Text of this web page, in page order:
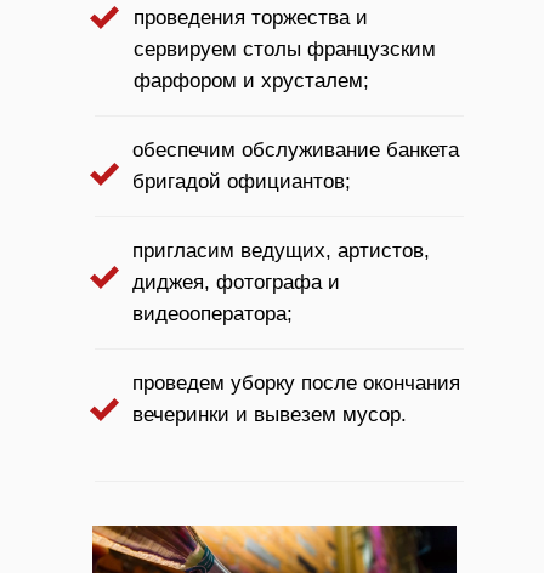
проведения торжества и
сервируем столы французским
фарфором и хрусталем;
обеспечим обслуживание банкета
бригадой официантов;
пригласим ведущих, артистов,
диджея, фотографа и
видеооператора;
проведем уборку после окончания
вечеринки и вывезем мусор.